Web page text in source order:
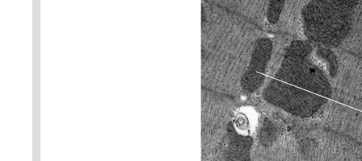
a myozinová filamenta jsou
světlé I-pruhy, které
linie ohraničují sarkomeru a
kardiomyocytu (vpravo) jsou
a příčném řezu. Blíže v textu.